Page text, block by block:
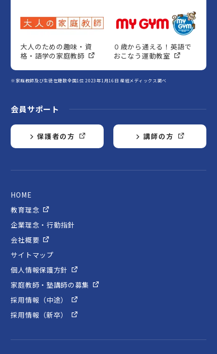
大人のための趣味・資
格・語学の家庭教師
０歳から通える！英語で
おこなう運動教室
※家庭教師及び生徒在籍数全国1位 2023年1月16日 産經メディックス調べ
会員サポート
保護者の方 講師の方
HOME
教育理念
企業理念・行動指針
会社概要
サイトマップ
個人情報保護方針
家庭教師・塾講師の募集
採用情報（中途）
採用情報（新卒）